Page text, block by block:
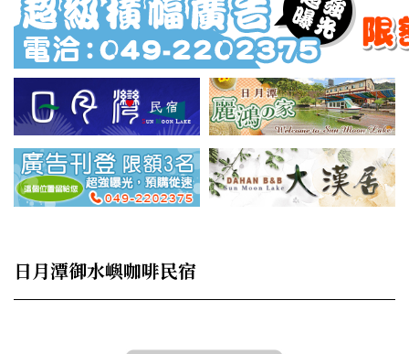
日月潭御水嶼咖啡民宿